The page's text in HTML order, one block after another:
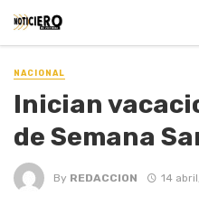
NACIONAL
Inician
de Semana
By REDACCION 14